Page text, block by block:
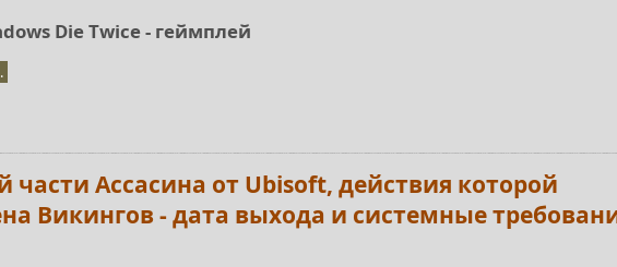
Die Twice - геймплей
части Ассасина от Ubisoft, действия которой
Викингов - дата выхода и системные